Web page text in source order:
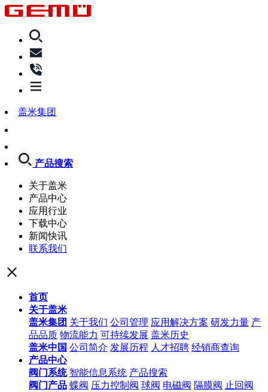
盖米集团
产品搜索
关于盖米
产品中心
应用行业
下载中心
新闻快讯
联系我们
首页
关于盖米
盖米集团 关于我们 公司管理 应用解决方案 研发力量 产
品品质 物流能力 可持续发展 盖米历史
盖米中国 公司简介 发展历程 人才招聘 经销商查询
产品中心
阀门系统 智能信息系统 产品搜索
阀门产品 蝶阀 压力控制阀 球阀 电磁阀 隔膜阀 止回阀